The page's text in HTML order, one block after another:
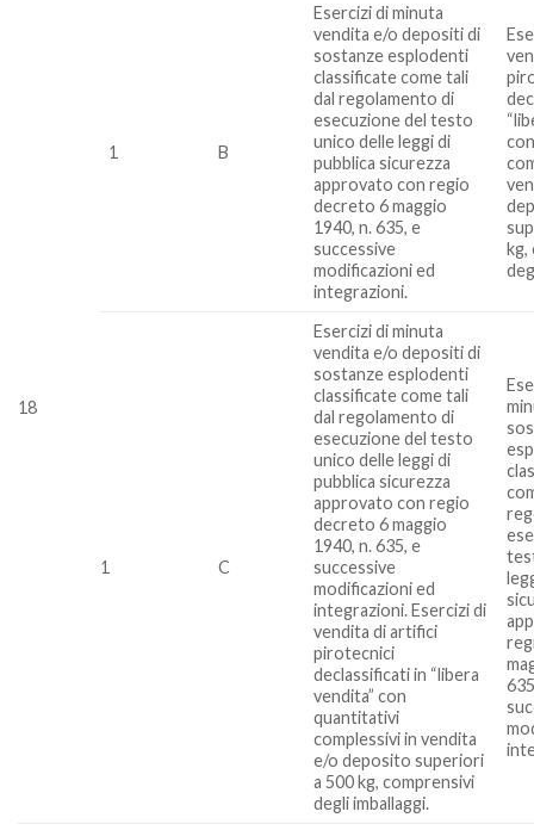
18
1 B
Esercizi di minuta
vendita e/o depositi di
sostanze esplodenti
classificate come tali
dal regolamento di
esecuzione del testo
unico delle leggi di
pubblica sicurezza
approvato con regio
decreto 6 maggio
1940, n. 635, e
successive
modificazioni ed
integrazioni.
kg,
1 C
Esercizi di minuta
vendita e/o depositi di
sostanze esplodenti
classificate come tali
dal regolamento di
esecuzione del testo
unico delle leggi di
pubblica sicurezza
approvato con regio
decreto 6 maggio
1940, n. 635, e
successive
modificazioni ed
integrazioni. Esercizi di
vendita di artifici
pirotecnici
declassificati in “libera
vendita” con
quantitativi
complessivi in vendita
e/o deposito superiori
a 500 kg, comprensivi
degli imballaggi.